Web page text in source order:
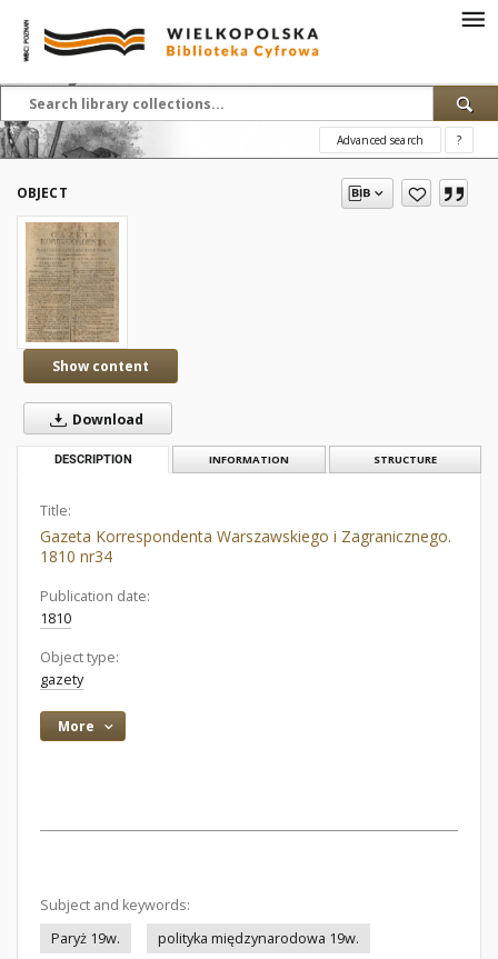
Advanced search ?
OBJECT
Show content
Download
DESCRIPTION INFORMATION STRUCTURE
Title:
Gazeta Korrespondenta Warszawskiego i Zagranicznego.
1810 nr34
Publication date:
1810
Object type:
gazety
More
Subject and keywords:
Paryż 19w.
polityka międzynarodowa 19w.